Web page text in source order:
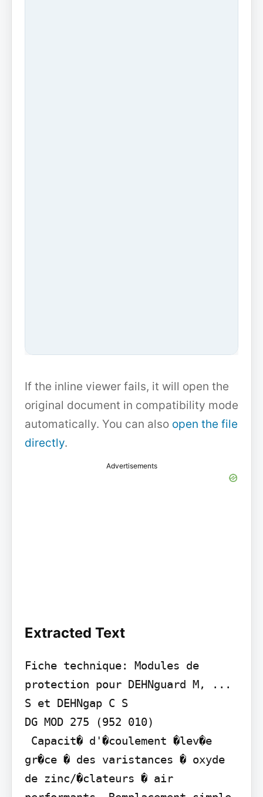
If the inline viewer fails, it will open the
original document in compatibility mode
automatically. You can also open the file
directly.
Advertisements
Extracted Text
Fiche technique: Modules de
protection pour DEHNguard M, ...
S et DEHNgap C S
DG MOD 275 (952 010)
gr�ce � des varistances � oxyde
de zinc/�clateurs � air